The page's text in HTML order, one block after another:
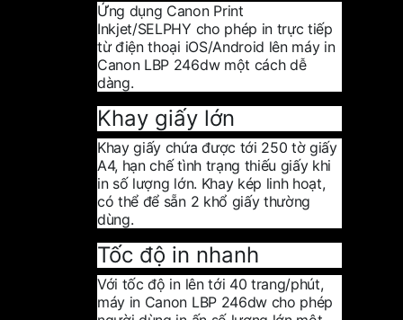
Ứng dụng Canon Print
Inkjet/SELPHY cho phép in trực tiếp
từ điện thoại iOS/Android lên máy in
Canon LBP 246dw một cách dễ
dàng.
Khay giấy lớn
Khay giấy chứa được tới 250 tờ giấy
A4, hạn chế tình trạng thiếu giấy khi
in số lượng lớn. Khay kép linh hoạt,
có thể để sẵn 2 khổ giấy thường
dùng.
Tốc độ in nhanh
Với tốc độ in lên tới 40 trang/phút,
máy in Canon LBP 246dw cho phép